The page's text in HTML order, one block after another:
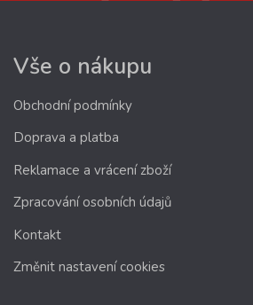
Vše o nákupu
Obchodní podmínky
Doprava a platba
Reklamace a vrácení zboží
Zpracování osobních údajů
Kontakt
Změnit nastavení cookies